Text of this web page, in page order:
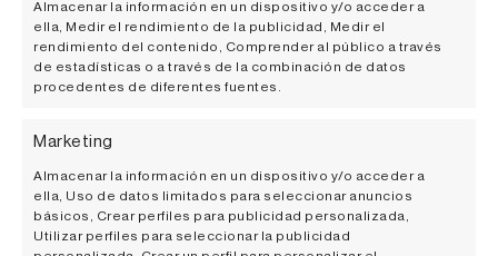
Almacenar la información en un dispositivo y/o acceder a
ella, Medir el rendimiento de la publicidad, Medir el
rendimiento del contenido, Comprender al público a través
de estadísticas o a través de la combinación de datos
procedentes de diferentes fuentes.
Marketing
Almacenar la información en un dispositivo y/o acceder a
ella, Uso de datos limitados para seleccionar anuncios
básicos, Crear perfiles para publicidad personalizada,
Utilizar perfiles para seleccionar la publicidad
SALÓN DE LOS MEJORES VINOS DE
ESPAÑA, ORGANIZADO POR LA ‘GUÍA
PEÑÍN’
Salón de los Mejores Vino de España, cita clave para el
Noviembre, 2022